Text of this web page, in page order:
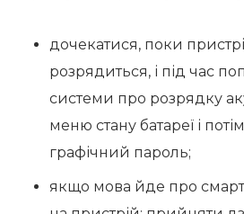
дочекатися, поки
розрядиться, і під час
системи про розрядку
меню стану батареї і
графічний пароль;
якщо мова йде про